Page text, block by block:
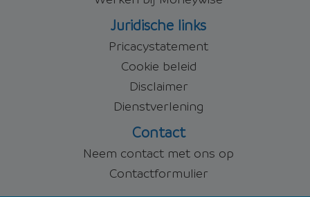
Juridische links
Pricacystatement
Cookie beleid
Disclaimer
Dienstverlening
Contact
Neem contact met ons op
Contactformulier